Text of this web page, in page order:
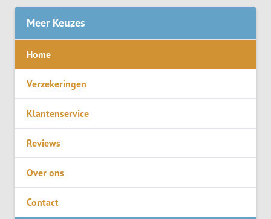
Meer Keuzes
Home
Verzekeringen
Klantenservice
Reviews
Over ons
Contact